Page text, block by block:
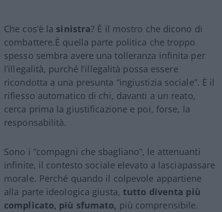
Che cos’è la sinistra? È il mostro che dicono di
combattere.È quella parte politica che troppo
spesso sembra avere una tolleranza infinita per
l’illegalità, purché l’illegalità possa essere
ricondotta a una presunta “ingiustizia sociale”. È il
riflesso automatico di chi, davanti a un reato,
cerca prima la giustificazione e poi, forse, la
responsabilità.
Sono i “compagni che sbagliano”, le attenuanti
infinite, il contesto sociale elevato a lasciapassare
morale. Perché quando il colpevole appartiene
alla parte ideologica giusta,tutto diventa più
complicato, più sfumato, più comprensibile.